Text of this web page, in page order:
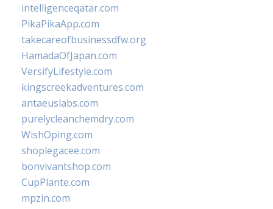
intelligenceqatar.com
PikaPikaApp.com
takecareofbusinessdfw.org
HamadaOfJapan.com
VersifyLifestyle.com
kingscreekadventures.com
antaeuslabs.com
purelycleanchemdry.com
WishOping.com
shoplegacee.com
bonvivantshop.com
CupPlante.com
mpzin.com